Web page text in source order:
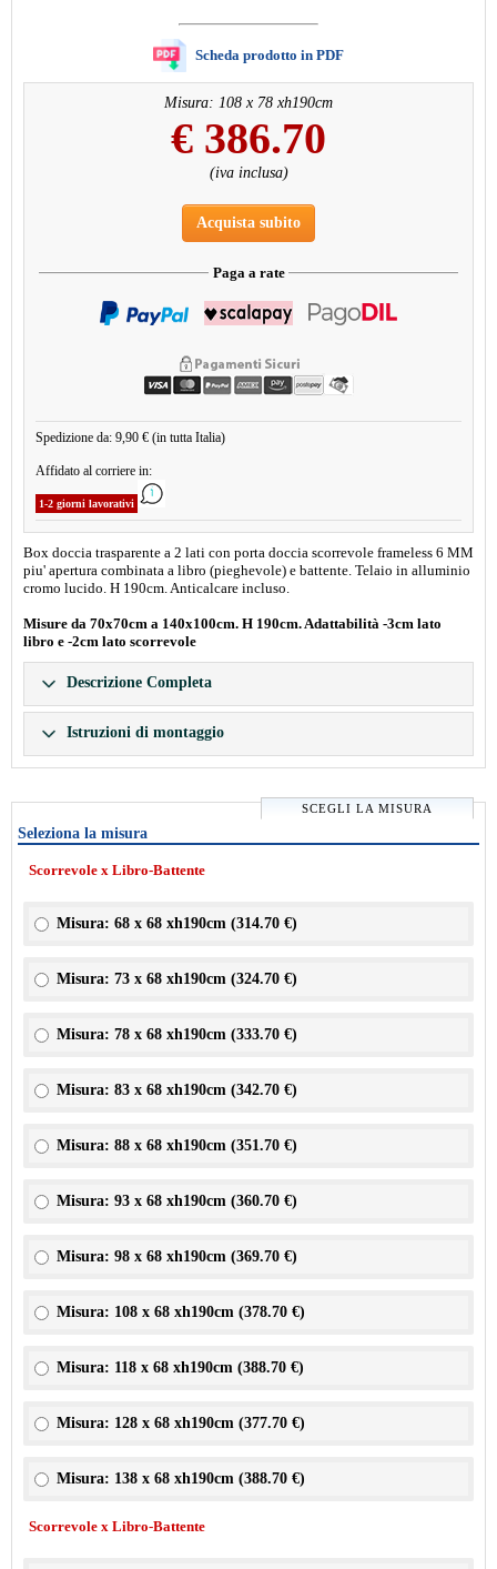
Scheda prodotto in PDF
Misura: 108 x 78 xh190cm
€ 386.70
(iva inclusa)
Acquista subito
Paga a rate
Spedizione da: 9,90 € (in tutta Italia)
Affidato al corriere in:
1-2 giorni lavorativi
Box doccia trasparente a 2 lati con porta doccia scorrevole frameless 6 MM
piu' apertura combinata a libro (pieghevole) e battente. Telaio in alluminio
cromo lucido. H 190cm. Anticalcare incluso.
Misure da 70x70cm a 140x100cm. H 190cm. Adattabilità -3cm lato
libro e -2cm lato scorrevole
Descrizione Completa
Istruzioni di montaggio
SCEGLI LA MISURA
Seleziona la misura
Scorrevole x Libro-Battente
Misura: 68 x 68 xh190cm (314.70 €)
Misura: 73 x 68 xh190cm (324.70 €)
Misura: 78 x 68 xh190cm (333.70 €)
Misura: 83 x 68 xh190cm (342.70 €)
Misura: 88 x 68 xh190cm (351.70 €)
Misura: 93 x 68 xh190cm (360.70 €)
Misura: 98 x 68 xh190cm (369.70 €)
Misura: 108 x 68 xh190cm (378.70 €)
Misura: 118 x 68 xh190cm (388.70 €)
Misura: 128 x 68 xh190cm (377.70 €)
Misura: 138 x 68 xh190cm (388.70 €)
Scorrevole x Libro-Battente